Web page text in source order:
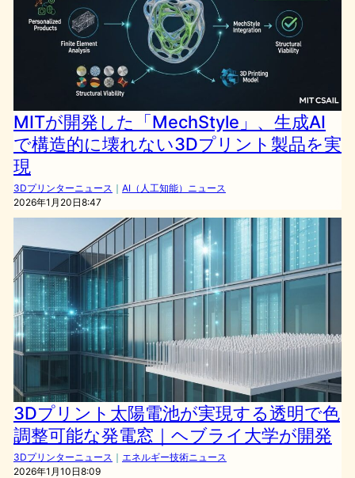
MITが開発した「MechStyle」、生成AI
で構造的に壊れない3Dプリント製品を実
現
3Dプリンターニュース ｜ AI（人工知能）ニュース
2026年1月20日8:47
3Dプリント太陽電池が実現する透明で色
調整可能な発電窓｜ヘブライ大学が開発
3Dプリンターニュース ｜ エネルギー技術ニュース
2026年1月10日8:09